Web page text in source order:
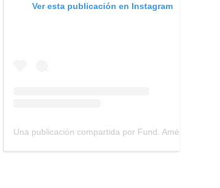
Ver esta publicación en Instagram